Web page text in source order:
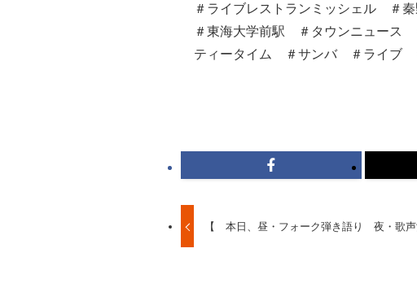
＃ライブレストランミッシェル ＃
＃東海大学前駅 ＃タウンニュース
ティータイム ＃サンバ ＃ライブ
【 本日、昼・フォーク弾き語り 夜・歌